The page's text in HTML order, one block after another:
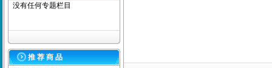
没有任何专题栏目
推 荐 商 品